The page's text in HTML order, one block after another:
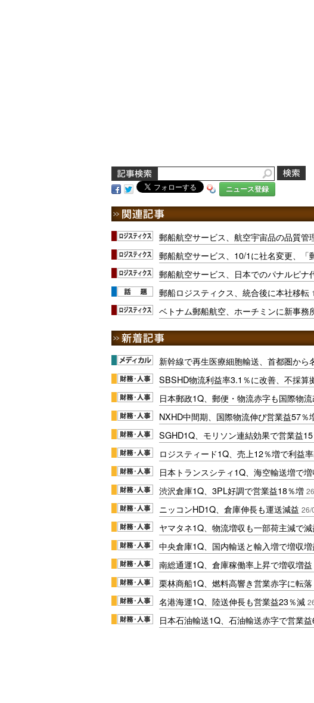
ニュース登録
郵船航空サービス、航空宇宙品の品質管
郵船航空サービス、10/1に社名変更、「
郵船航空サービス、日本でのパナルピナ
郵船ロジスティクス、統合後に本社移転
ベトナム郵船航空、ホーチミンに新事務
新幹線で再生医療細胞輸送、首都圏から
SBSHD物流利益率3.1％に改善、不採算
日本郵政1Q、郵便・物流赤字も国際物
NXHD中間期、国際物流伸び営業益57％
SGHD1Q、モリソン連結効果で営業益
ロジスティード1Q、売上12％増で利益
日本トランスシティ1Q、海空輸送増で
渋沢倉庫1Q、3PL好調で営業益18％増
ニッコンHD1Q、倉庫伸長も運送減益 26/
ヤマタネ1Q、物流増収も一部荷主減で減
中央倉庫1Q、国内輸送と輸入増で増収増
南総通運1Q、倉庫稼働率上昇で増収増益
栗林商船1Q、燃料高響き営業赤字に転落
名港海運1Q、陸送伸長も営業益23％減
日本石油輸送1Q、石油輸送赤字で営業